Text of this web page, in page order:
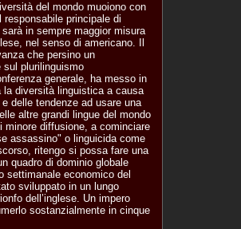
del mondo muoiono con
principale di
in sempre maggior misura
nel senso di americano. Il
che persino un
sul plurilinguismo
generale, ha messo in
diversità linguistica a causa
delle tendenze ad usare una
altre grandi lingue del mondo
minore diffusione, a cominciare
assassino" o linguicida come
ritengo si possa fare una
quadro di dominio globale
settimanale economico del
sviluppato in un lungo
dell’inglese. Un impero
sostanzialmente in cinque